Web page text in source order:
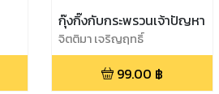
กุ๊งกิ๊งกับกระพรวนเจ้าปัญหา
จิตติมา เจริญฤทธิ์
99.00 ฿